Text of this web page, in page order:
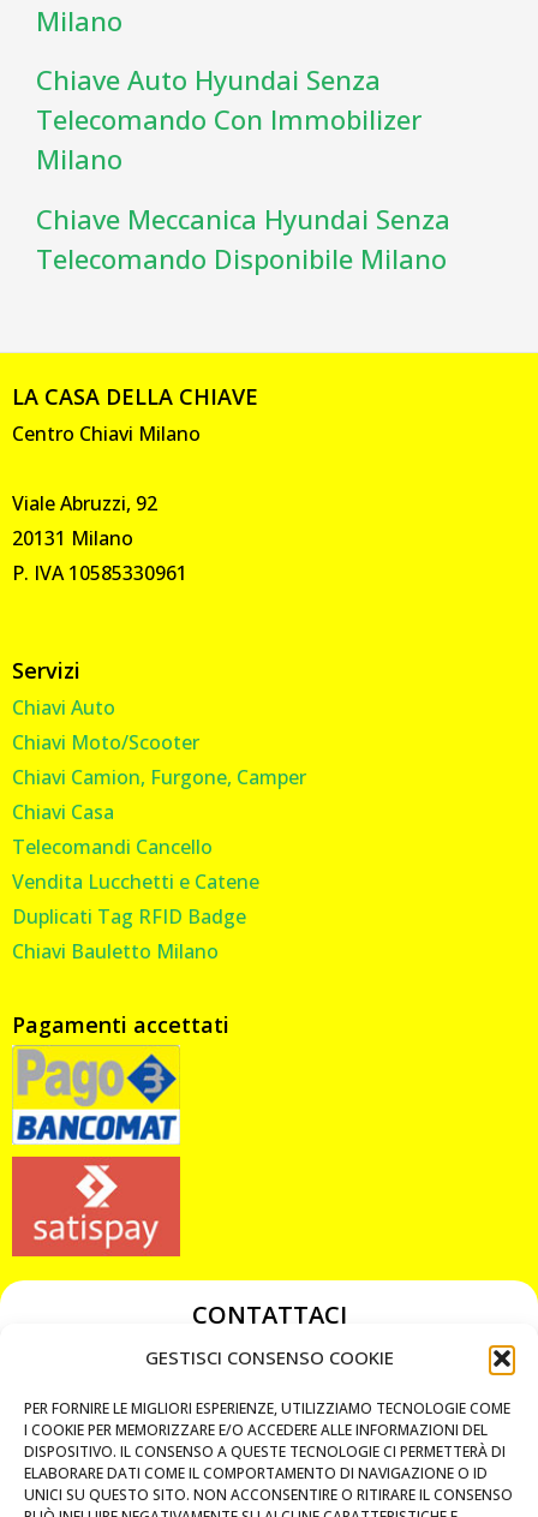
GESTISCI CONSENSO COOKIE
PER FORNIRE LE MIGLIORI ESPERIENZE, UTILIZZIAMO TECNOLOGIE COME
I COOKIE PER MEMORIZZARE E/O ACCEDERE ALLE INFORMAZIONI DEL
DISPOSITIVO. IL CONSENSO A QUESTE TECNOLOGIE CI PERMETTERÀ DI
ELABORARE DATI COME IL COMPORTAMENTO DI NAVIGAZIONE O ID
UNICI SU QUESTO SITO. NON ACCONSENTIRE O RITIRARE IL CONSENSO
Milano
Chiave Auto Hyundai Senza
Telecomando Con Immobilizer
Milano
Chiave Meccanica Hyundai Senza
Telecomando Disponibile Milano
LA CASA DELLA CHIAVE
Centro Chiavi Milano
Viale Abruzzi, 92
20131 Milano
P. IVA 10585330961
Servizi
Chiavi Auto
Chiavi Moto/Scooter
Chiavi Camion, Furgone, Camper
Chiavi Casa
Telecomandi Cancello
Vendita Lucchetti e Catene
Duplicati Tag RFID Badge
Chiavi Bauletto Milano
Pagamenti accettati
CONTATTACI
349 3863811
chiavicodificate@gmail.com
Privacy Policy